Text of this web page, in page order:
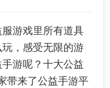
游戏里所有道具
，感受无限的游
游呢？十大公益
带来了公益手游平